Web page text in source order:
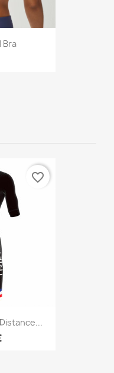
Bra
favorite_border